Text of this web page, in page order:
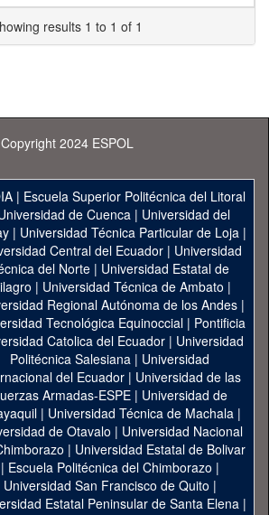
results 1 to 1 of 1
Copyright 2024 ESPOL
| Escuela Superior Politécnica del Litoral
de Cuenca| Universidad del
| Universidad Técnica Particular de Loja|
Central del Ecuador| Universidad
del Norte | Universidad Estatal de
| Universidad Técnica de Ambato |
Regional Autónoma de los Andes|
Tecnológica Equinoccial| Pontificia
Catolica del Ecuador | Universidad
Politécnica Salesiana | Universidad
del Ecuador | Universidad de las
Armadas-ESPE | Universidad de
| Universidad Técnica de Machala|
de Otavalo | Universidad Nacional
| Universidad Estatal de Bolivar
| Escuela Politécnica del Chimborazo |
Universidad San Francisco de Quito |
Estatal Peninsular de Santa Elena|